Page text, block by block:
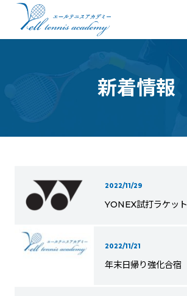
新着情報
2022/11/29
YONEX試打ラケット
2022/11/21
年末日帰り強化合宿